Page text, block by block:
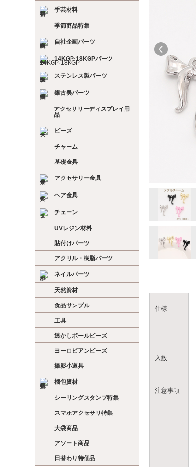
手芸材料
季節商品特集
自社企画パーツ
14KGP·18KGPパーツ
ステンレス製パーツ
銀古美パーツ
アクセサリーディスプレイ用
品
ビーズ
チャーム
基礎金具
アクセサリー金具
ヘア金具
チェーン
UVレジン材料
貼付けパーツ
アクリル・樹脂パーツ
ネイルパーツ
天然資材
食品サンプル
工具
透かしボールビーズ
ヨーロピアンビーズ
撮影小道具
梱包資材
シーリングスタンプ特集
スマホアクセサリ特集
大袋商品
アソート商品
日替わり特価品
仕様
入数
注意事項